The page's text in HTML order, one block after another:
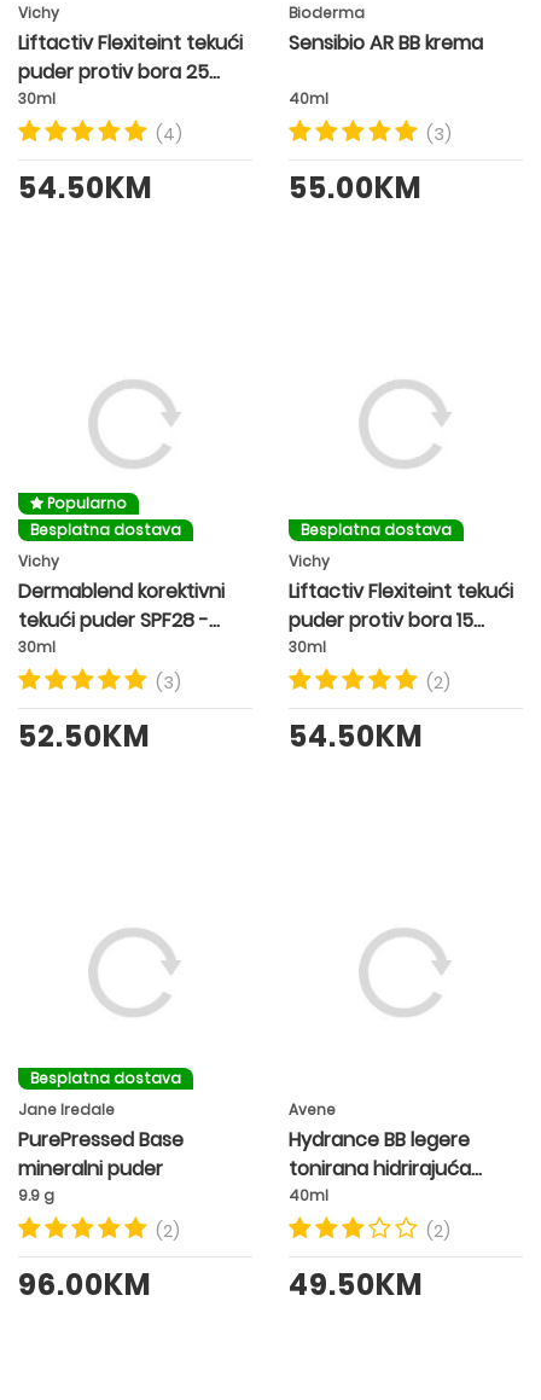
Vichy
Liftactiv Flexiteint tekući
puder protiv bora 25
CLAIR. NUDE
30ml
(4)
54.50KM
Bioderma
Sensibio AR BB krema
40ml
(3)
55.00KM
Popularno
Besplatna dostava
Vichy
Dermablend korektivni
tekući puder SPF28 -
nijansa 35 SAND
30ml
(3)
52.50KM
Besplatna dostava
Vichy
Liftactiv Flexiteint tekući
puder protiv bora 15
OPAL
30ml
(2)
54.50KM
Besplatna dostava
Jane Iredale
PurePressed Base
mineralni puder
9.9 g
(2)
96.00KM
Avene
Hydrance BB legere
tonirana hidrirajuća
emulzija SPF30
40ml
(2)
49.50KM